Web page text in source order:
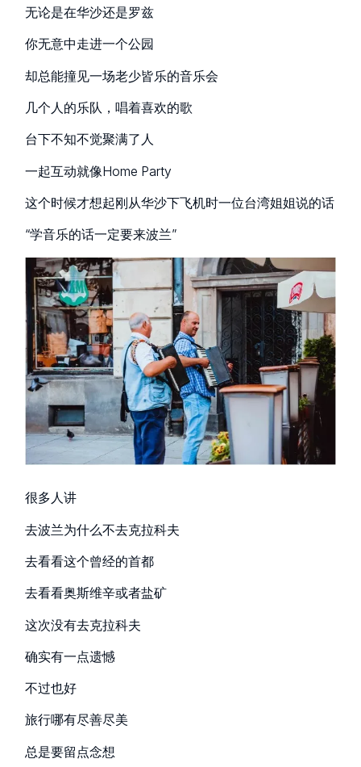
无论是在华沙还是罗兹
你无意中走进一个公园
却总能撞见一场老少皆乐的音乐会
几个人的乐队，唱着喜欢的歌
台下不知不觉聚满了人
一起互动就像Home Party
这个时候才想起刚从华沙下飞机时一位台湾姐姐说的话
“学音乐的话一定要来波兰”
很多人讲
去波兰为什么不去克拉科夫
去看看这个曾经的首都
去看看奥斯维辛或者盐矿
这次没有去克拉科夫
确实有一点遗憾
不过也好
旅行哪有尽善尽美
总是要留点念想